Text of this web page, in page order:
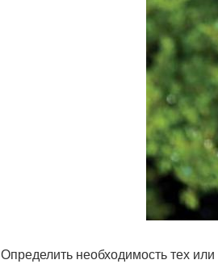
Определить необходимость тех